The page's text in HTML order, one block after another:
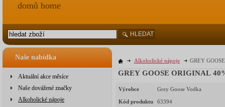
Naše nabídka
Aktuální akce měsíce
Naše dovážené značky
Alkoholické nápoje
Alkoholické nápoje GREY
GREY GOOSE ORIGINAL
Výrobce Grey Goose Vodka
Kód produktu 63394
domů home
HLEDAT